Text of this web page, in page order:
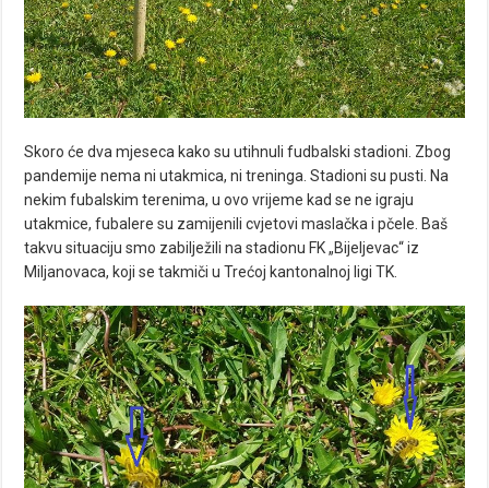
Skoro će dva mjeseca kako su utihnuli fudbalski stadioni. Zbog
pandemije nema ni utakmica, ni treninga. Stadioni su pusti. Na
nekim fubalskim terenima, u ovo vrijeme kad se ne igraju
utakmice, fubalere su zamijenili cvjetovi maslačka i pčele. Baš
takvu situaciju smo zabilježili na stadionu FK „Bijeljevac“ iz
Miljanovaca, koji se takmiči u Trećoj kantonalnoj ligi TK.